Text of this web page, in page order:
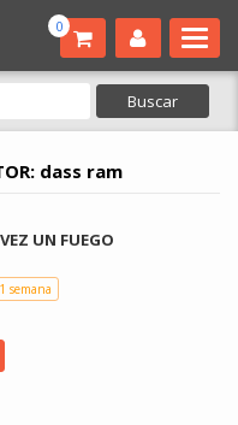
0
dass ram
UN FUEGO
semana